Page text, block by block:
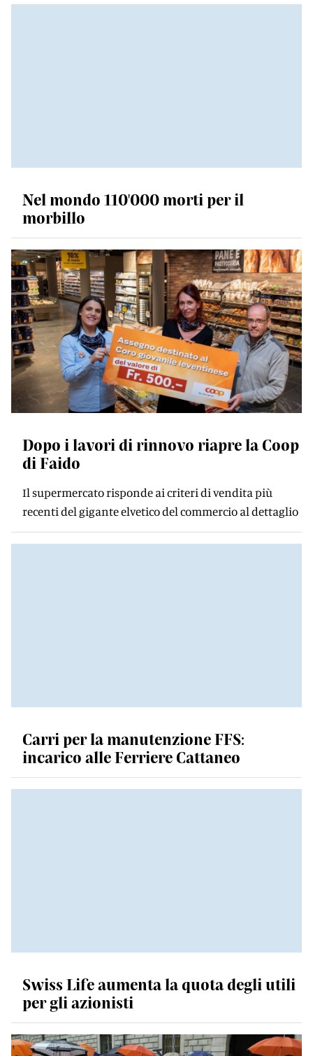
Nel mondo 110'000 morti per il
morbillo
Dopo i lavori di rinnovo riapre la Coop
di Faido
Il supermercato risponde ai criteri di vendita più
recenti del gigante elvetico del commercio al dettaglio
Carri per la manutenzione FFS:
incarico alle Ferriere Cattaneo
Swiss Life aumenta la quota degli utili
per gli azionisti